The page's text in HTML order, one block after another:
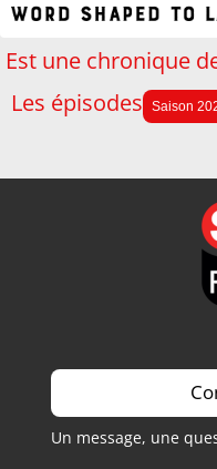
Est une chronique
Les épisodes
Saison
Un message, une